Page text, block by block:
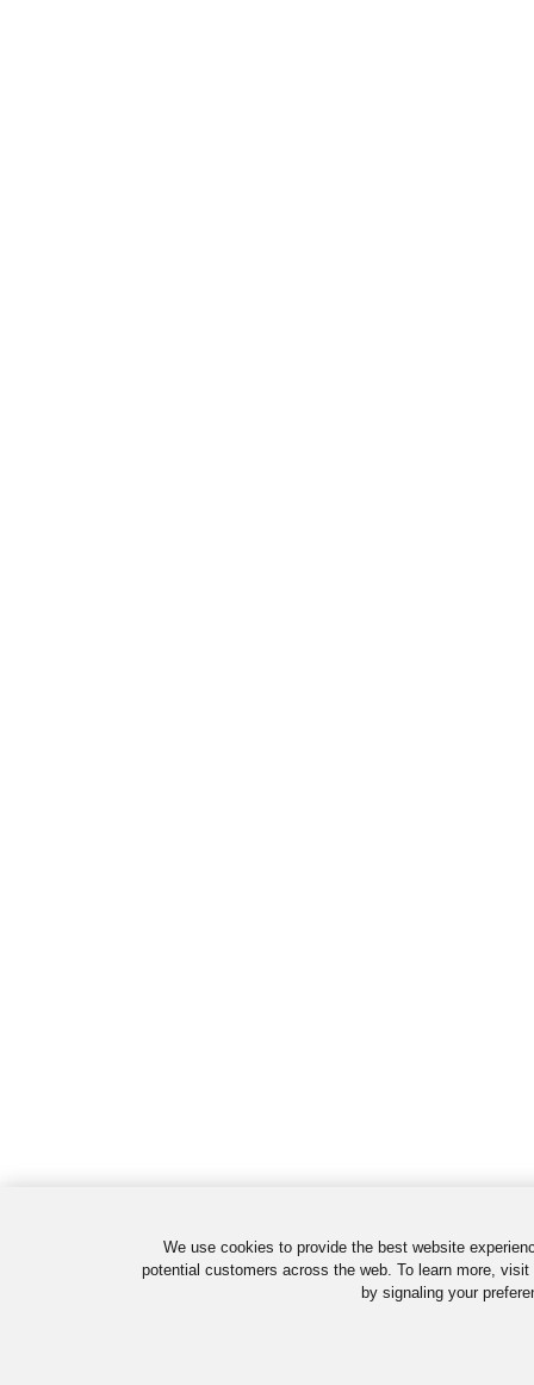
We use cookies to provide the best website
potential customers across the web. To learn more,
by signaling your